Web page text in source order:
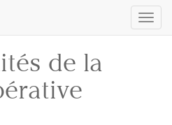
de la